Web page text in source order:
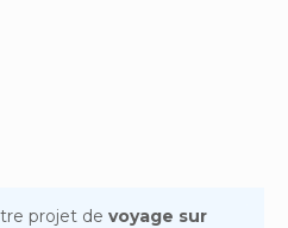
projet de voyage sur